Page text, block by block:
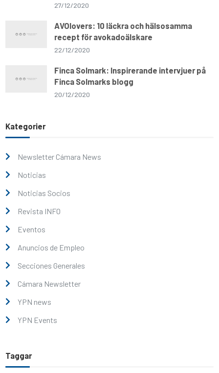
27/12/2020
AVOlovers: 10 läckra och hälsosamma
recept för avokadoälskare
22/12/2020
Finca Solmark: Inspirerande intervjuer på
Finca Solmarks blogg
20/12/2020
Kategorier
Newsletter Cámara News
Noticias
Noticias Socios
Revista INFO
Eventos
Anuncios de Empleo
Secciones Generales
Cámara Newsletter
YPN news
YPN Events
Taggar